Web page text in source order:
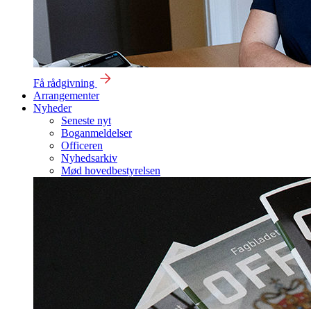
Få rådgivning
Arrangementer
Nyheder
Seneste nyt
Boganmeldelser
Officeren
Nyhedsarkiv
Mød hovedbestyrelsen